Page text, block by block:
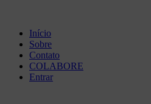
Início
Sobre
Contato
COLABORE
Entrar